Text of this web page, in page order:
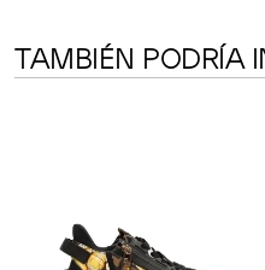
TAMBIÉN PODRÍA